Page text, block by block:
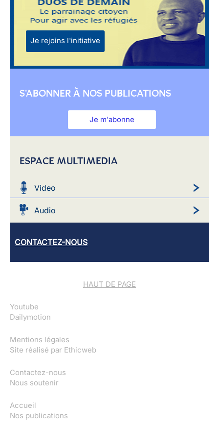
Je rejoins l'initiative
S'ABONNER À NOS PUBLICATIONS
Je m'abonne
ESPACE MULTIMEDIA
Video
Audio
CONTACTEZ-NOUS
HAUT DE PAGE
Youtube
Dailymotion
Mentions légales
Site réalisé par Ethicweb
Contactez-nous
Nous soutenir
Accueil
Nos publications